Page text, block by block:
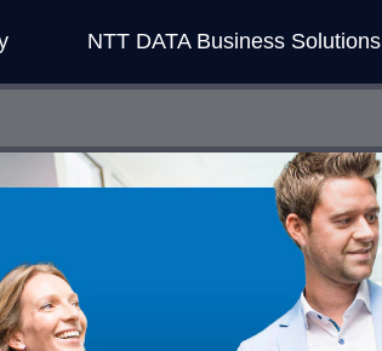
NTT DATA Business Solutions